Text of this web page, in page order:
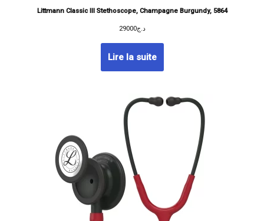
Littmann Classic III Stethoscope, Champagne Burgundy, 5864
د.ج29000
Lire la suite